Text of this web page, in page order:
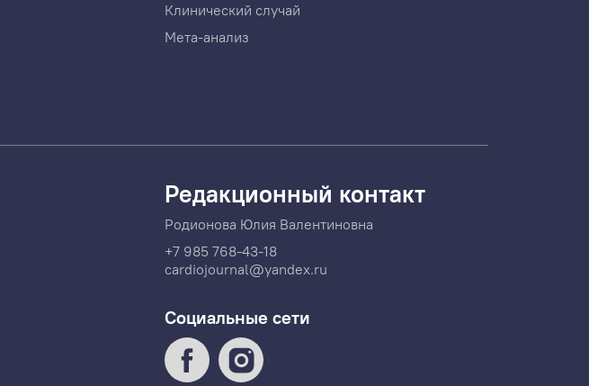
Клинический случай
Мета-анализ
Редакционный контакт
Родионова Юлия Валентиновна
+7 985 768-43-18
cardiojournal@yandex.ru
Социальные сети